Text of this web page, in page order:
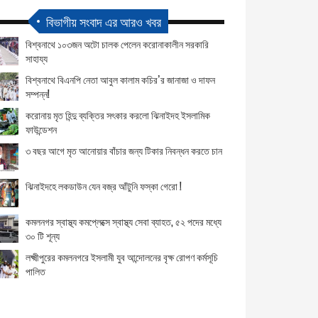
বিভাগীয় সংবাদ এর আরও খবর
বিশ্বনাথে ১০৩জন অটো চালক পেলেন করোনাকালীন সরকারি
সাহায্য
বিশ্বনাথে বিএনপি নেতা আবুল কালাম কচির’র জানাজা ও দাফন
সম্পন্ন!
করোনায় মৃত হিন্দু ব্যক্তির সৎকার করলো ঝিনাইদহ ইসলামিক
ফাউন্ডেশন
৩ বছর আগে মৃত আনোয়ার বাঁচার জন্য টিকার নিবন্ধন করতে চান
ঝিনাইদহে লকডাউন যেন বজ্র আঁটুনি ফস্কা গেরো !
কমলনগর স্বাস্থ্য কমপ্লেক্সে স্বাস্থ্য সেবা ব্যাহত, ৫২ পদের মধ্যে
৩০ টি শূন্য
লক্ষ্মীপুরের কমলনগরে ইসলামী যুব আন্দোলনের বৃক্ষ রোপণ কর্মসূচি
পালিত